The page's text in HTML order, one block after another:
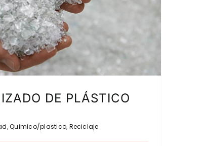
DE PLÁSTICO
,Quimico/plastico, Reciclaje